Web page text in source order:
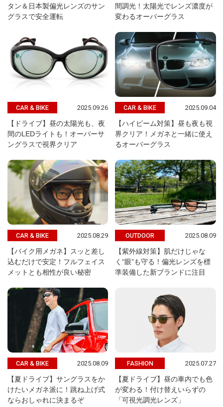
タン＆日本製偏光レンズのサン
グラスで安全運転
間調光！太陽光でレンズ濃度が
変わるオーバーグラス
CAR & BIKE 2025.09.26
【ドライブ】昼の太陽光も、夜
間のLEDライトも！オーバーサ
ングラスで視界クリア
CAR & BIKE 2025.09.04
【ハイビーム対策】昼も夜も視
界クリア！メガネと一緒に使え
るオーバーグラス
CAR & BIKE 2025.08.29
【バイク用メガネ】スッと差し
込むだけで安定！フルフェイス
メットとも相性が良い秘密
OUTDOOR 2025.08.09
【紫外線対策】肌だけじゃな
く“眼”も守る！偏光レンズを標
準装備した新ブランドに注目
CAR & BIKE 2025.08.09
【夏ドライブ】サングラスをか
けたいメガネ派に！跳ね上げ式
ならおしゃれに決まるぞ
FASHION 2025.07.27
【夏ドライブ】昼の車内でも色
が変わる！付け替えいらずの
「可視光調光レンズ」